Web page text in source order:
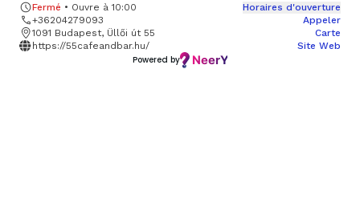
Fermé • Ouvre à 10:00
Horaires d'ouverture
+36204279093
Appeler
1091 Budapest, Üllői út 55
Carte
https://55cafeandbar.hu/
Site Web
Powered by